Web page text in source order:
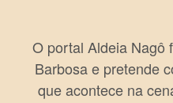
O portal Aldeia Nagô
Barbosa e pretende
que acontece na